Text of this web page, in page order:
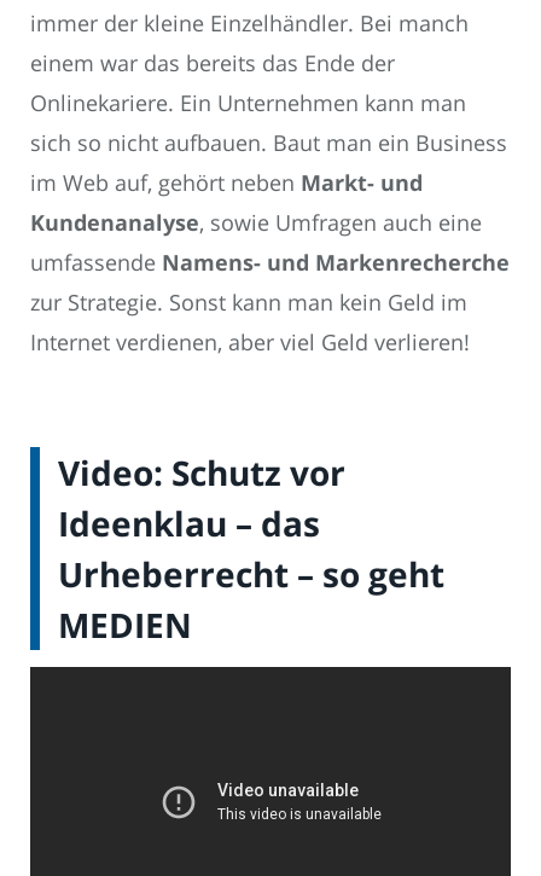
immer der kleine Einzelhändler. Bei manch
einem war das bereits das Ende der
Onlinekariere. Ein Unternehmen kann man
sich so nicht aufbauen. Baut man ein Business
im Web auf, gehört neben Markt- und
Kundenanalyse, sowie Umfragen auch eine
umfassende Namens- und Markenrecherche
zur Strategie. Sonst kann man kein Geld im
Internet verdienen, aber viel Geld verlieren!
Video: Schutz vor
Ideenklau – das
Urheberrecht – so geht
MEDIEN